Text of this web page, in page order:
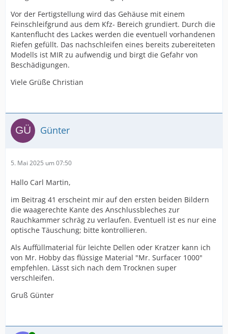
Vor der Fertigstellung wird das Gehäuse mit einem
Feinschleifgrund aus dem Kfz- Bereich grundiert. Durch die
Kantenflucht des Lackes werden die eventuell vorhandenen
Riefen gefüllt. Das nachschleifen eines bereits zubereiteten
Modells ist MIR zu aufwendig und birgt die Gefahr von
Beschädigungen.
Viele Grüße Christian
Günter
5. Mai 2025 um 07:50
Hallo Carl Martin,
im Beitrag 41 erscheint mir auf den ersten beiden Bildern
die waagerechte Kante des Anschlussbleches zur
Rauchkammer schräg zu verlaufen. Eventuell ist es nur eine
optische Täuschung; bitte kontrollieren.
Als Auffüllmaterial für leichte Dellen oder Kratzer kann ich
von Mr. Hobby das flüssige Material "Mr. Surfacer 1000"
empfehlen. Lässt sich nach dem Trocknen super
verschleifen.
Gruß Günter